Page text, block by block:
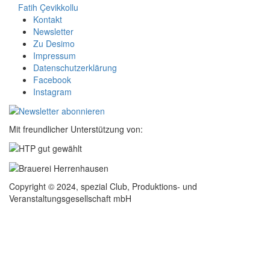
Fatih Çevikkollu
Kontakt
Newsletter
Zu Desimo
Impressum
Datenschutzerklärung
Facebook
Instagram
Mit freundlicher Unterstützung von:
Copyright © 2024, spezial Club, Produktions- und
Veranstaltungsgesellschaft mbH